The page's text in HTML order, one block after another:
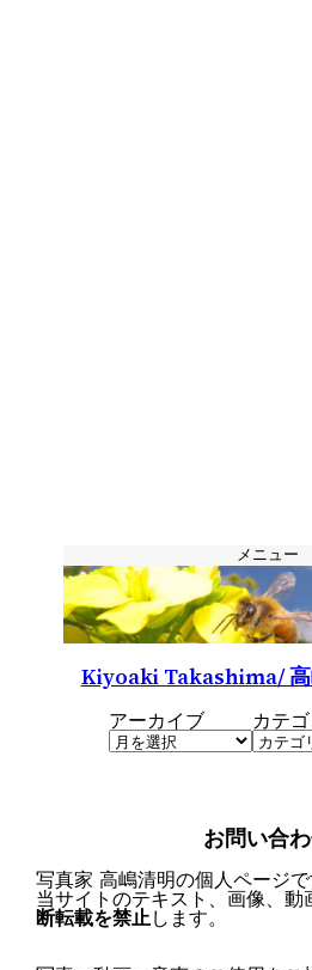
メニュー
Kiyoaki Takashima/
アーカイブ
カテ
お問い合
写真家 高嶋清明の個人ページで
当サイトのテキスト、画像、
断転載を禁止 します。